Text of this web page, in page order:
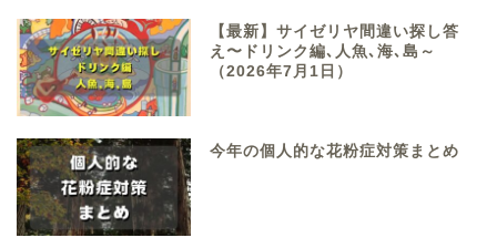
【最新】サイゼリヤ間違い探し答
え〜ドリンク編､人魚､海､島～
（2026年7月1日）
今年の個人的な花粉症対策まとめ